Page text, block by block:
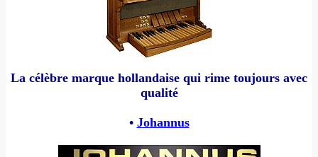
La célèbre marque hollandaise qui rime toujours avec
qualité
• Johannus